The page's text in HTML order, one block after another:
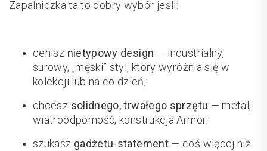
Zapalniczka ta to dobry wybór jeśli:
cenisz nietypowy design — industrialny,
surowy, „męski” styl, który wyróżnia się w
kolekcji lub na co dzień;
chcesz solidnego, trwałego sprzętu — metal,
wiatroodporność, konstrukcja Armor;
szukasz gadżetu-statement — coś więcej niż